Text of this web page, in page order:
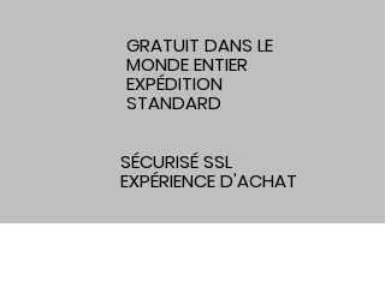
GRATUIT DANS LE
MONDE ENTIER
EXPÉDITION
STANDARD
SÉCURISÉ SSL
EXPÉRIENCE D'ACHAT